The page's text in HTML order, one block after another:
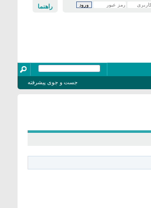
راهنما
جست و جوی پیشرفته